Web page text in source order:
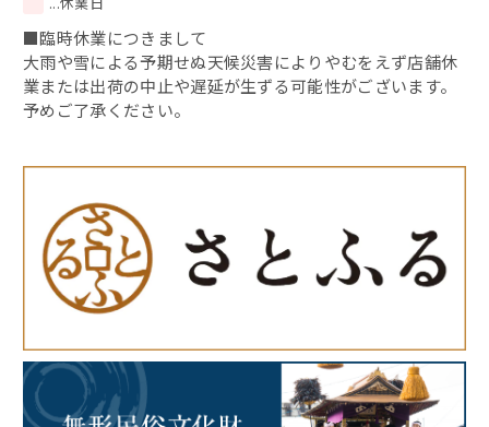
■臨時休業につきまして
大雨や雪による予期せぬ天候災害によりやむをえず店舗休
業または出荷の中止や遅延が生ずる可能性がございます。
予めご了承ください。